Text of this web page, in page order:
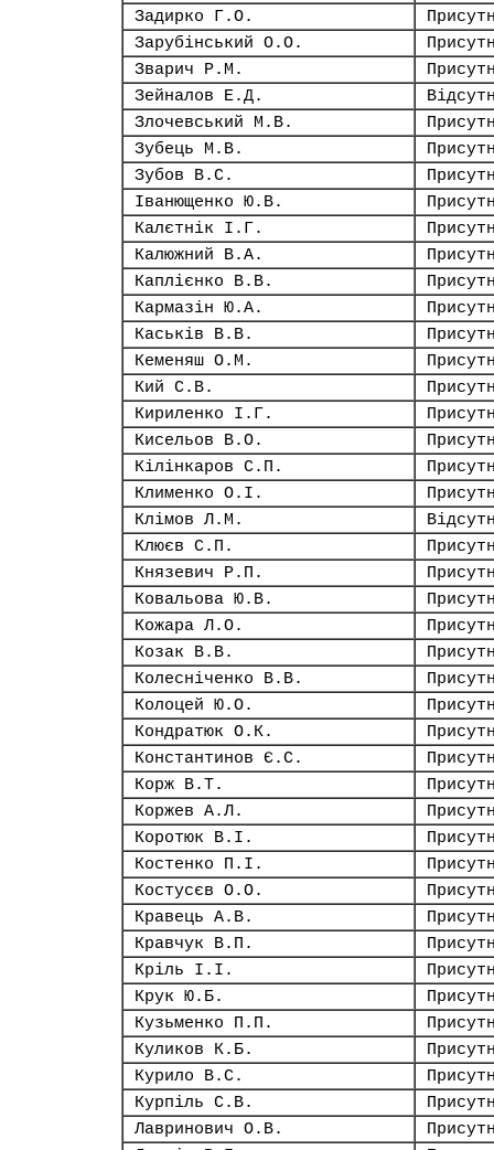
Задирко Г.О.
Зарубінський О.О.
Зварич Р.М.
Зейналов Е.Д.
Злочевський М.В.
Зубець М.В.
Зубов В.С.
Іванющенко Ю.В.
Калєтнік І.Г.
Калюжний В.А.
Каплієнко В.В.
Кармазін Ю.А.
Каськів В.В.
Кеменяш О.М.
Кий С.В.
Кириленко І.Г.
Кисельов В.О.
Кілінкаров С.П.
Клименко О.І.
Клімов Л.М.
Клюєв С.П.
Князевич Р.П.
Ковальова Ю.В.
Кожара Л.О.
Козак В.В.
Колесніченко В.В.
Колоцей Ю.О.
Кондратюк О.К.
Константинов Є.С.
Корж В.Т.
Коржев А.Л.
Коротюк В.І.
Костенко П.І.
Костусєв О.О.
Кравець А.В.
Кравчук В.П.
Кріль І.І.
Крук Ю.Б.
Кузьменко П.П.
Куликов К.Б.
Курило В.С.
Курпіль С.В.
Лавринович О.В.